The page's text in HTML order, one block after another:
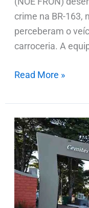
crime na BR-163,
perceberam o
carroceria. A
Read More »
Notas
de
Falecimentos
nesta
sexta-
feira